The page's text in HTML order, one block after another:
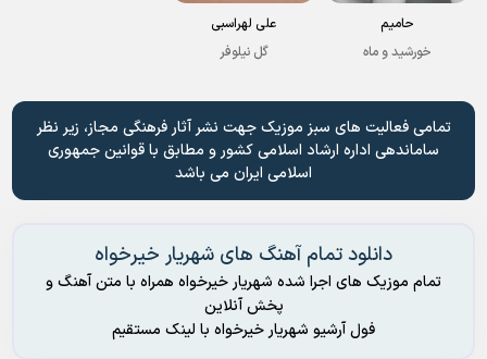
حامیم
خورشید و ماه
علی لهراسبی
گل نیلوفر
تمامی فعالیت های سبز موزیک جهت نشر آثار فرهنگی مجاز، زیر نظر
ساماندهی اداره ارشاد اسلامی کشور و مطابق با قوانین جمهوری
اسلامی ایران می باشد
دانلود تمام آهنگ های شهریار خیرخواه
تمام موزیک های اجرا شده شهریار خیرخواه همراه با متن آهنگ و
پخش آنلاین
فول آرشیو شهریار خیرخواه با لینک مستقیم